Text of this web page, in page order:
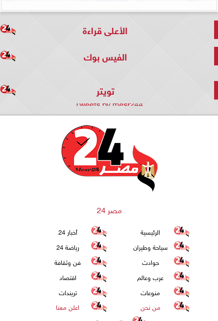
الأعلى قراءة
الفيس بوك
تويتر
Tweets by mesr244
مصر 24
الرئيسية
أخبار 24
سياحة وطيران
رياضة 24
حوادث
فن وثقافة
عرب وعالم
اقتصاد
منوعات
تريندات
من نحن
اعلن معنا